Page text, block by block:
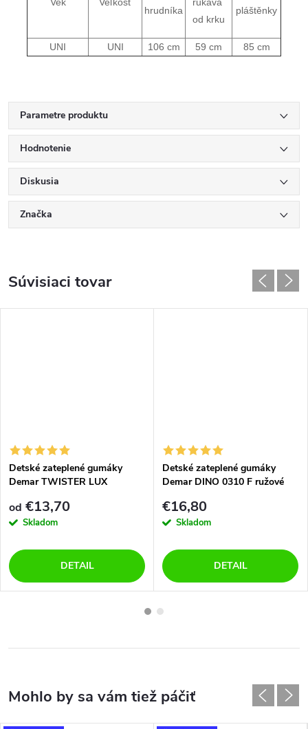
hrudníka
od krku
pláštěnky
UNI UNI 106 cm 59 cm 85 cm
Parametre produktu
Hodnotenie
Diskusia
Značka
Súvisiaci tovar
Detské zateplené gumáky
Demar TWISTER LUX
od €13,70
Skladom
DETAIL
Detské zateplené gumáky
Demar DINO 0310 F ružové
€16,80
Skladom
DETAIL